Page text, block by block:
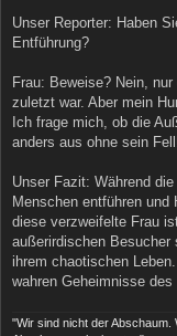
Unser Reporter: Haben
Entführung?
Frau: Beweise? Nein,
zuletzt war. Aber mein
Ich frage mich, ob die
anders aus ohne sein
Unser Fazit: Während
Menschen entführen
diese verzweifelte Frau
außerirdischen Besucher
ihrem chaotischen
wahren Geheimnisse
"Wir sind nicht der